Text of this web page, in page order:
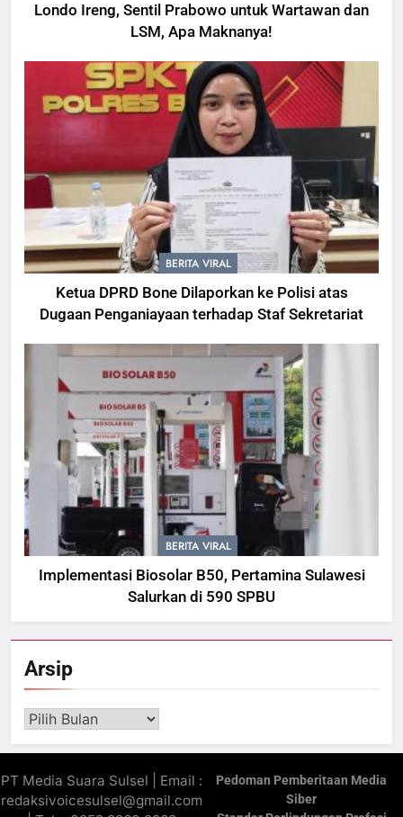
Londo Ireng, Sentil Prabowo untuk Wartawan dan
LSM, Apa Maknanya!
BERITA VIRAL
Ketua DPRD Bone Dilaporkan ke Polisi atas
Dugaan Penganiayaan terhadap Staf Sekretariat
BERITA VIRAL
Implementasi Biosolar B50, Pertamina Sulawesi
Salurkan di 590 SPBU
Arsip
Arsip
PT Media Suara Sulsel | Email :
redaksivoicesulsel@gmail.com
Pedoman Pemberitaan Media
Siber